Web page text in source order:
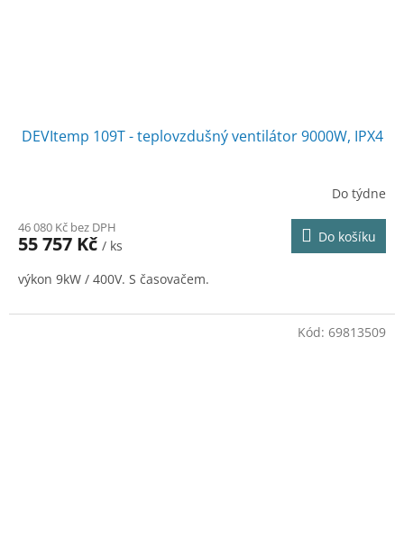
DEVItemp 109T - teplovzdušný ventilátor 9000W, IPX4
Do týdne
46 080 Kč bez DPH
55 757 Kč / ks
Do košíku
výkon 9kW / 400V. S časovačem.
Kód: 69813509